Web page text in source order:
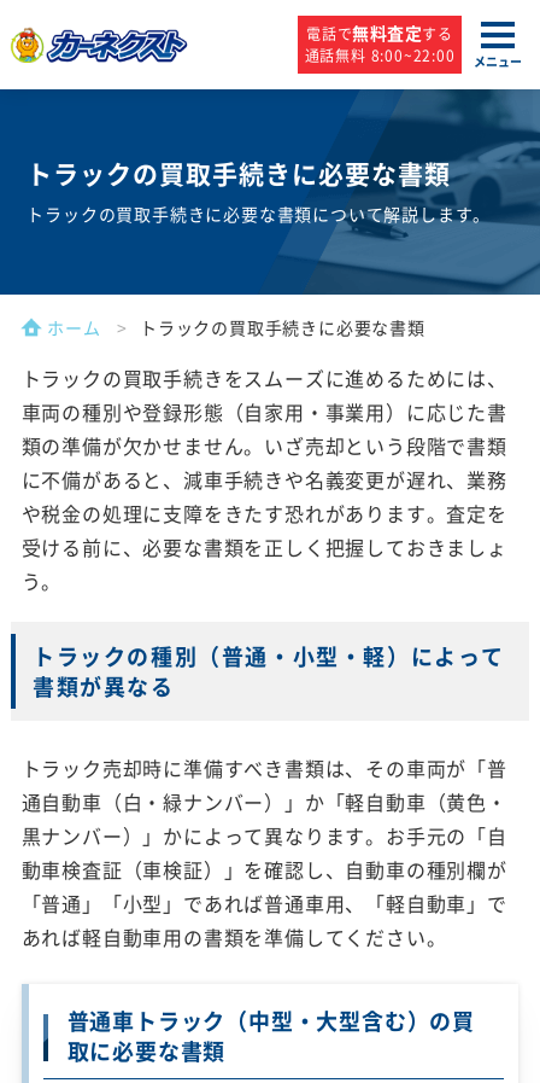
電話で無料査定する
通話無料 8:00~22:00
メニュー
トラックの買取手続きに必要な書類
トラックの買取手続きに必要な書類について解説します。
ホーム トラックの買取手続きに必要な書類
トラックの買取手続きをスムーズに進めるためには、
車両の種別や登録形態（自家用・事業用）に応じた書
類の準備が欠かせません。いざ売却という段階で書類
に不備があると、減車手続きや名義変更が遅れ、業務
や税金の処理に支障をきたす恐れがあります。査定を
受ける前に、必要な書類を正しく把握しておきましょ
う。
トラックの種別（普通・小型・軽）によって
書類が異なる
トラック売却時に準備すべき書類は、その車両が「普
通自動車（白・緑ナンバー）」か「軽自動車（黄色・
黒ナンバー）」かによって異なります。お手元の「自
動車検査証（車検証）」を確認し、自動車の種別欄が
「普通」「小型」であれば普通車用、「軽自動車」で
あれば軽自動車用の書類を準備してください。
普通車トラック（中型・大型含む）の買
取に必要な書類